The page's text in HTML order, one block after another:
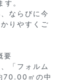
。
ならびに今
りやすくご
要
「フォルム
70.00㎡の中